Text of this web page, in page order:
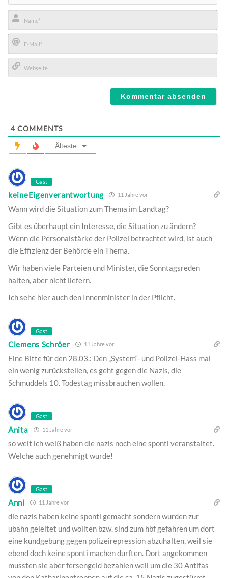
Name*
E-
Mail*
4 COMMENTS
Älteste
Gast
keineEigenverantwortung 11 Jahre vor
Wann wird die Situation zum Thema im Landtag?
Gibt es überhaupt ein Interesse, die Situation zu ändern?
Wenn die Personalstärke der Polizei betrachtet wird, ist auch
die Effizienz der Behörde ein Thema.
Wir haben viele Parteien und Minister, die Sonntagsreden
halten, aber nicht liefern.
Ich sehe hier auch den Innenminister in der Pflicht.
Gast
Clemens Schröer 11 Jahre vor
Eine Bitte für den 28.03.: Den „System“- und Polizei-Hass mal
ein wenig zurückstellen, es geht gegen die Nazis, die
Schmuddels 10. Todestag missbrauchen wollen.
Gast
Anita 11 Jahre vor
so weit ich weiß haben die nazis noch eine sponti veranstaltet.
Welche auch genehmigt wurde!
Gast
Anni 11 Jahre vor
die nazis haben keine sponti gemacht sondern wurden zur
ubahn geleitet und wollten bzw. sind zum hbf gefahren um dort
eine kundgebung gegen polizeirepression abzuhalten, weil sie
ebend doch keine sponti machen durften. Dort angekommen
mussten sie aber fersengeld bezahlen weil um die 30 Antifas